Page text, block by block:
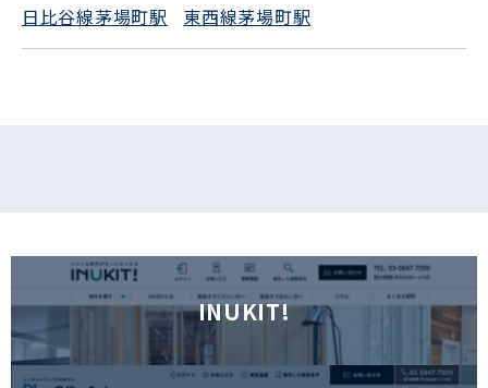
日比谷線茅場町駅
東西線茅場町駅
INUKIT!